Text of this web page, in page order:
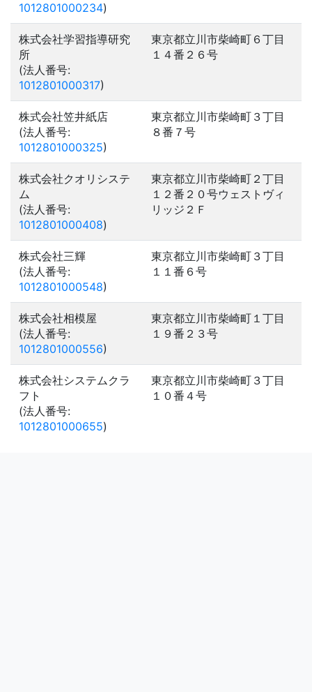
1012801000234)
株式会社学習指導研究
所
(法人番号:
1012801000317)
東京都立川市柴崎町６丁目
１４番２６号
株式会社笠井紙店
(法人番号:
1012801000325)
東京都立川市柴崎町３丁目
８番７号
株式会社クオリシステ
ム
(法人番号:
1012801000408)
東京都立川市柴崎町２丁目
１２番２０号ウェストヴィ
リッジ２Ｆ
株式会社三輝
(法人番号:
1012801000548)
東京都立川市柴崎町３丁目
１１番６号
株式会社相模屋
(法人番号:
1012801000556)
東京都立川市柴崎町１丁目
１９番２３号
株式会社システムクラ
フト
(法人番号:
1012801000655)
東京都立川市柴崎町３丁目
１０番４号